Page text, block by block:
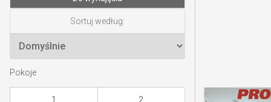
Sortuj według:
Pokoje
1 2